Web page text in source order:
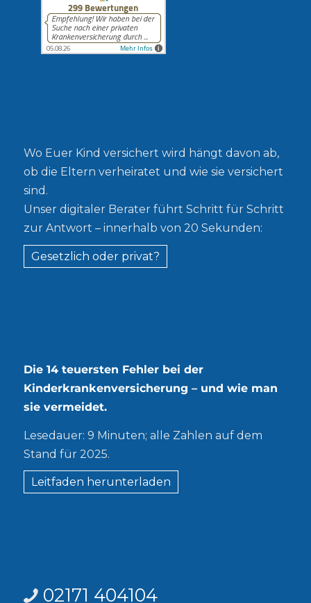
Wo Euer Kind versichert wird hängt davon ab,
ob die Eltern verheiratet und wie sie versichert
sind.
Unser digitaler Berater führt Schritt für Schritt
zur Antwort – innerhalb von 20 Sekunden:
Gesetzlich oder privat?
Die 14 teuersten Fehler bei der
Kinderkrankenversicherung – und wie man
sie vermeidet.
Lesedauer: 9 Minuten; alle Zahlen auf dem
Stand für 2025.
Leitfaden herunterladen
02171 404104